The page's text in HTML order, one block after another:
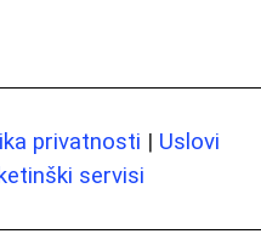
privatnosti | Uslovi
servisi